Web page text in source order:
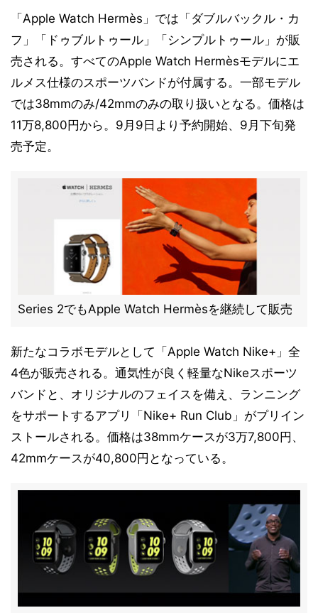
「Apple Watch Hermès」では「ダブルバックル・カ
フ」「ドゥブルトゥール」「シンプルトゥール」が販
売される。すべてのApple Watch Hermèsモデルにエ
ルメス仕様のスポーツバンドが付属する。一部モデル
では38mmのみ/42mmのみの取り扱いとなる。価格は
11万8,800円から。9月9日より予約開始、9月下旬発
売予定。
Series 2でもApple Watch Hermèsを継続して販売
新たなコラボモデルとして「Apple Watch Nike+」全
4色が販売される。通気性が良く軽量なNikeスポーツ
バンドと、オリジナルのフェイスを備え、ランニング
をサポートするアプリ「Nike+ Run Club」がプリイン
ストールされる。価格は38mmケースが3万7,800円、
42mmケースが40,800円となっている。